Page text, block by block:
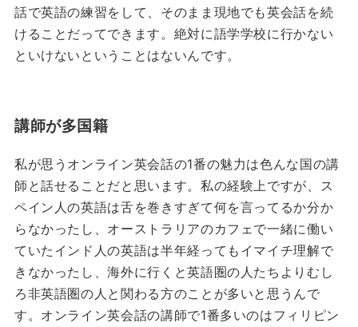
話で英語の練習をして、そのまま現地でも英会話を続
けることだってできます。絶対に語学学校に行かない
といけないということはないんです。
講師が多国籍
私が思うオンライン英会話の1番の魅力は色んな国の講
師と話せることだと思います。私の経験上ですが、ス
ペイン人の英語は舌を巻きすぎて何を言ってるか分か
らなかったし、オーストラリアのカフェで一緒に働い
ていたインド人の英語は半年経ってもイマイチ理解で
きなかったし、海外に行くと英語圏の人たちよりむし
ろ非英語圏の人と関わる方のことが多いと思うんで
す。オンライン英会話の講師で1番多いのはフィリピン